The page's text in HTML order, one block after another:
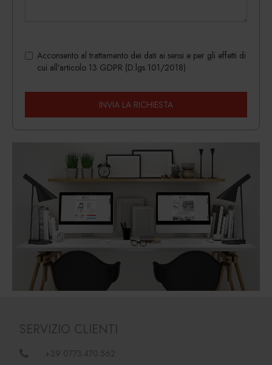
Acconsento al trattamento dei dati ai sensi e per gli effetti di
cui all'articolo 13 GDPR (D.lgs 101/2018)
INVIA LA RICHIESTA
SERVIZIO CLIENTI
+39 0773.470.562